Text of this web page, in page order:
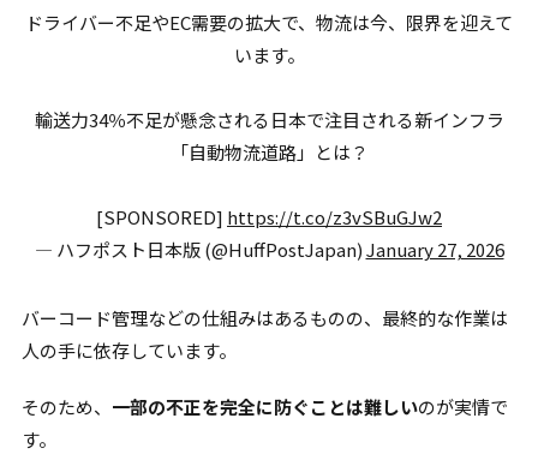
ドライバー不足やEC需要の拡大で、物流は今、限界を迎えて
います。
輸送力34％不足が懸念される日本で注目される新インフラ
「自動物流道路」とは？
[SPONSORED] https://t.co/z3vSBuGJw2
— ハフポスト日本版 (@HuffPostJapan)January 27, 2026
バーコード管理などの仕組みはあるものの、最終的な作業は
人の手に依存しています。
そのため、 一部の不正を完全に防ぐことは難しいのが実情で
す。